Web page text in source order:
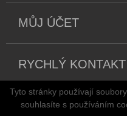
MŮJ ÚČET
RYCHLÝ KONTAKT
Tyto stránky používají
souhlasíte s používáním
Copyright 2026
stránky jsou vytvářeny a